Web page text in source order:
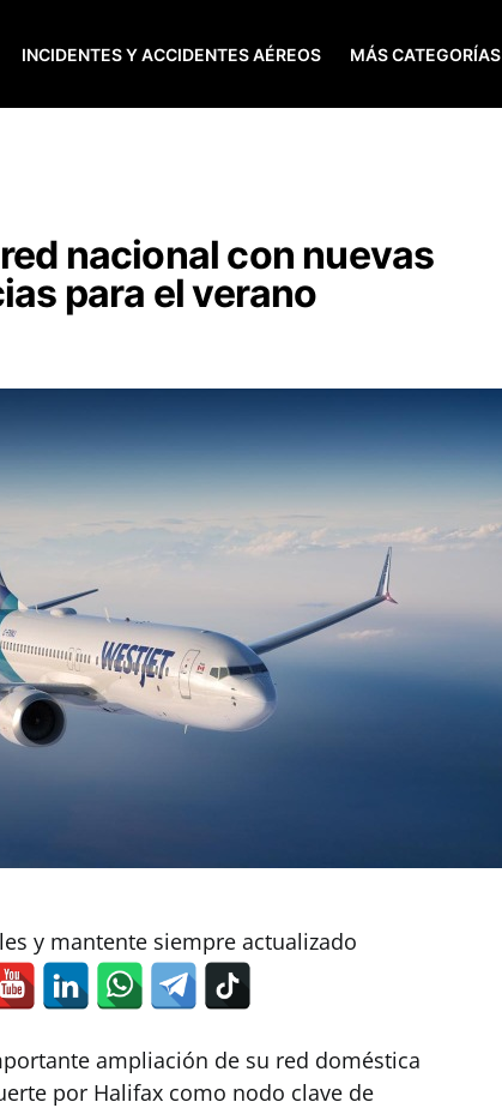
INCIDENTES Y ACCIDENTES AÉREOS MÁS CATEGORÍAS
nacional con nuevas
para el verano
y mantente siempre actualizado
ampliación de su red doméstica
por Halifax como nodo clave de